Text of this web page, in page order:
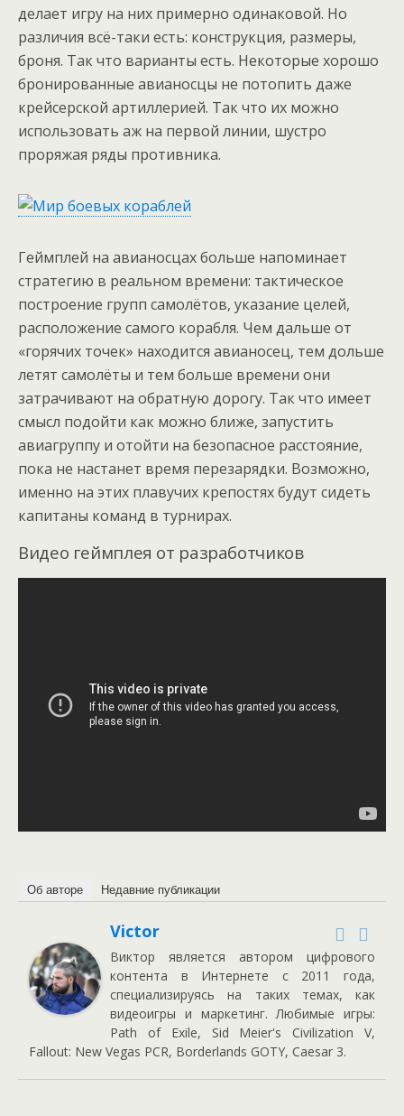
делает игру на них примерно одинаковой. Но
различия всё-таки есть: конструкция, размеры,
броня. Так что варианты есть. Некоторые хорошо
бронированные авианосцы не потопить даже
крейсерской артиллерией. Так что их можно
использовать аж на первой линии, шустро
проряжая ряды противника.
Геймплей на авианосцах больше напоминает
стратегию в реальном времени: тактическое
построение групп самолётов, указание целей,
расположение самого корабля. Чем дальше от
«горячих точек» находится авианосец, тем дольше
летят самолёты и тем больше времени они
затрачивают на обратную дорогу. Так что имеет
смысл подойти как можно ближе, запустить
авиагруппу и отойти на безопасное расстояние,
пока не настанет время перезарядки. Возможно,
именно на этих плавучих крепостях будут сидеть
капитаны команд в турнирах.
Видео геймплея от разработчиков
Об авторе Недавние публикации
Victor
Виктор является автором цифрового
контента в Интернете с 2011 года,
специализируясь на таких темах, как
видеоигры и маркетинг. Любимые игры:
Path of Exile, Sid Meier's Civilization V,
Fallout: New Vegas PCR, Borderlands GOTY, Caesar 3.